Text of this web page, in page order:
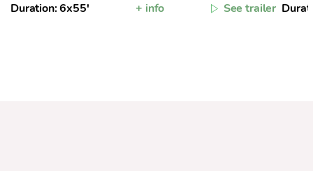
Duration: 6x55'
+ info See trailer